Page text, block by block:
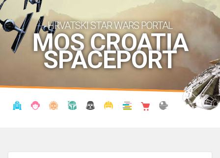
HRVATSKI STAR WARS PORTAL
MOS CROATIA
SPACEPORT